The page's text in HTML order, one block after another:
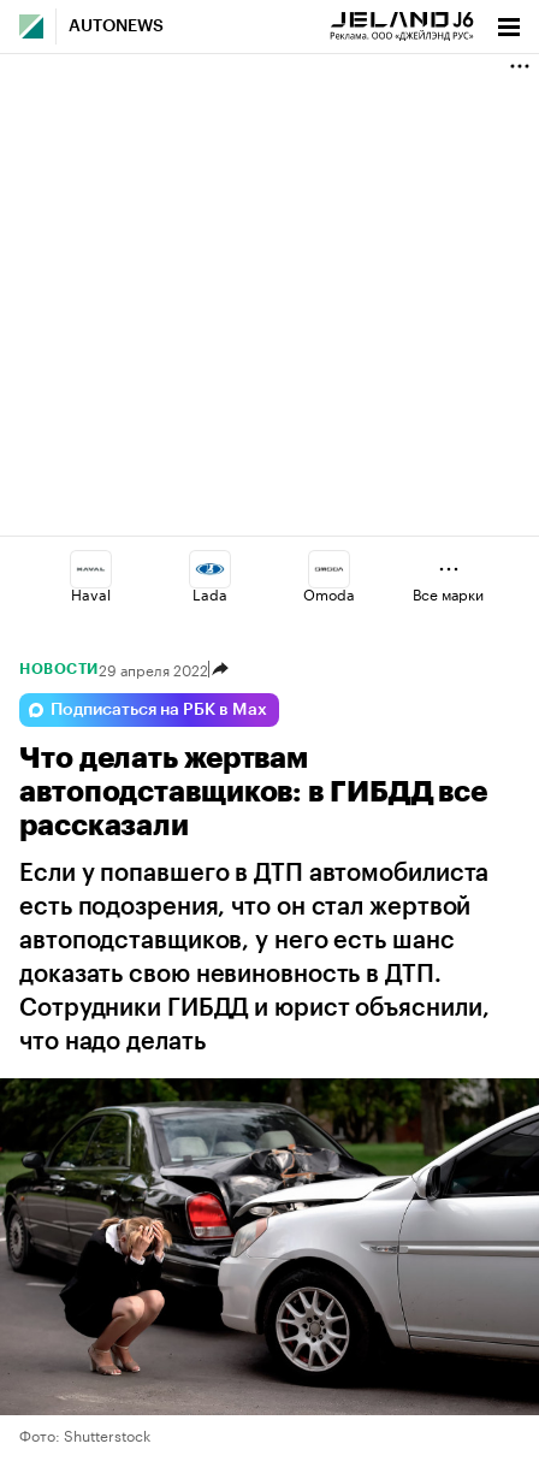
AUTONEWS
Haval Lada Omoda
Geely Jaecoo
Volga Changan
Все марки
НОВОСТИ 29 апреля 2022
Подписаться на РБК в Max
Что делать жертвам
автоподставщиков: в ГИБДД все
рассказали
Если у попавшего в ДТП автомобилиста
есть подозрения, что он стал жертвой
автоподставщиков, у него есть шанс
доказать свою невиновность в ДТП.
Сотрудники ГИБДД и юрист объяснили,
что надо делать
Фото: Shutterstock